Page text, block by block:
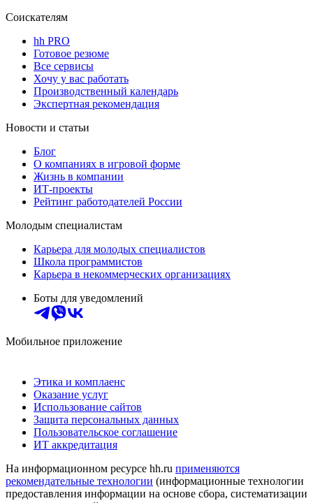
Соискателям
hh PRO
Готовое резюме
Все сервисы
Хочу у вас работать
Производственный календарь
Экспертная рекомендация
Новости и статьи
Блог
О компаниях в игровой форме
Жизнь в компании
ИТ-проекты
Рейтинг работодателей России
Молодым специалистам
Карьера для молодых специалистов
Школа программистов
Карьера в некоммерческих организациях
Боты для уведомлений
Мобильное приложение
Этика и комплаенс
Оказание услуг
Использование сайтов
Защита персональных данных
Пользовательское соглашение
ИТ аккредитация
На информационном ресурсе hh.ru применяются
рекомендательные технологии (информационные технологии
предоставления информации на основе сбора, систематизации